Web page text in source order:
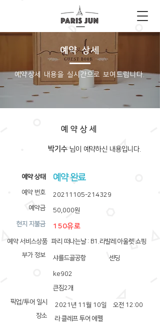
예약 상세
​예약상세 내용을 실시간으로 보여드립니다.
예약상세
박기수 ​님이 예약하신 내용입니다.
​예약 상태
예약 번호
예약금
​현지 지불금
부가 정보
픽업/투어 일시
장소
예약 서비스상품
예약 완료
20211105-214329
50,000원
150유로
파리 떠나는날 : B1.라발레 아울렛 쇼핑
샤를드골공항 센딩
ke902
큰짐2개
2021년 11월 10일
오전 12:00
라 클레프 투어 에펠